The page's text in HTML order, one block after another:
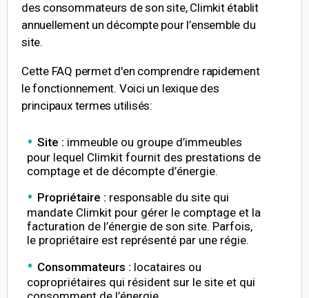
des consommateurs de son site, Climkit établit
annuellement un décompte pour l’ensemble du
site.
Cette FAQ permet d'en comprendre rapidement
le fonctionnement. Voici un lexique des
principaux termes utilisés:
Site : immeuble ou groupe d’immeubles
pour lequel Climkit fournit des prestations de
comptage et de décompte d’énergie.
Propriétaire : responsable du site qui
mandate Climkit pour gérer le comptage et la
facturation de l’énergie de son site. Parfois,
le propriétaire est représenté par une régie.
Consommateurs : locataires ou
copropriétaires qui résident sur le site et qui